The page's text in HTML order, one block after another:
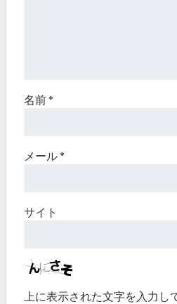
名前*
メール*
サイト
上に表示された文字を入力し